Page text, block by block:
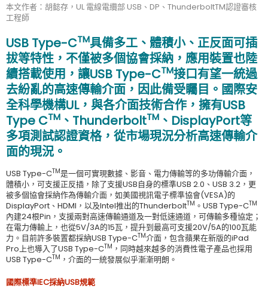
本文作者：胡懿存，UL 電線電纜部 USB、DP、ThunderboltTM認證審核
工程師
USB Type-CTM具備多工、體積小、正反面可插
拔等特性，不僅被多個協會採納，應用裝置也陸
續搭載使用，讓USB Type-CTM接口有望一統過
去紛亂的高速傳輸介面，因此備受矚目。國際安
全科學機構UL，與各介面技術合作，擁有USB
Type CTM 、ThunderboltTM 、DisplayPort等
多項測試認證資格，從市場現況分析高速傳輸介
面的現況。
USB Type-CTM是一個可實現數據、影音、電力傳輸等的多功傳輸介面，
體積小，可支援正反插，除了支援USB自身的標準USB 2.0、USB 3.2，更
被多個協會採納作為傳輸介面，如美國視訊電子標準協會(VESA)的
DisplayPort、HDMI，以及Intel推出的ThunderboltTM 。USB Type-CTM
內建24根Pin，支援兩對高速傳輸通道及一對低速通道，可傳輸多種協定；
在電力傳輸上，也從5V/3A的15瓦，提升到最高可支援20V/5A的100瓦能
力。目前許多裝置都採納USB Type-CTM介面，包含蘋果在新版的iPad
Pro上也導入了USB Type-CTM ，同時越來越多的消費性電子產品也採用
USB Type-CTM ，介面的一統發展似乎漸漸明朗。
國際標準IEC採納USB規範